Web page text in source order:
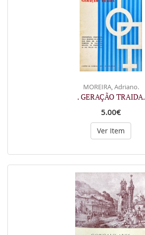
MOREIRA, Adriano.
. GERAÇÃO TRAIDA.
5.00€
Ver Item